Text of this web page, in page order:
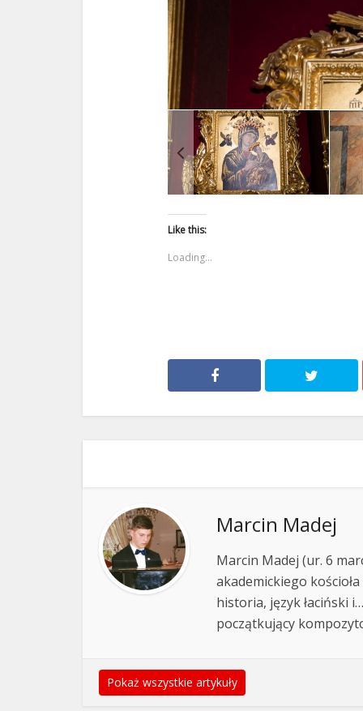
Like this:
Loading...
Marcin Madej
Marcin Madej (ur. 6
akademickiego
historia, język łaciński
początkujący
Pokaż wszystkie artykuły